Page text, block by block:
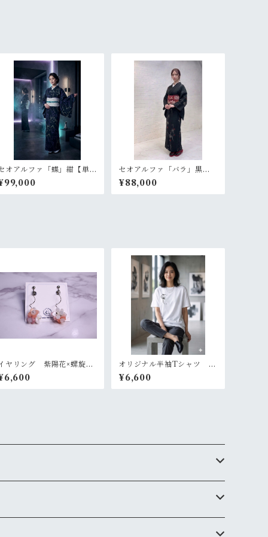
オアルファ「蝶」紺【単
浴衣 プレタ 仕立て
がり】
セオアルファ「バラ」黒
【単衣 浴衣 プレタ 仕
立て上がり】
¥88,000
ヤリング 紫陽花×螺旋
美和香】
オリジナル半袖Tシャツ サ
イズS～XL【ikki流デザイ
ン ユニセックス 白】
¥6,600